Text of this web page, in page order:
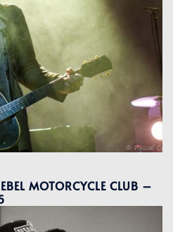
MOTORCYCLE CLUB –